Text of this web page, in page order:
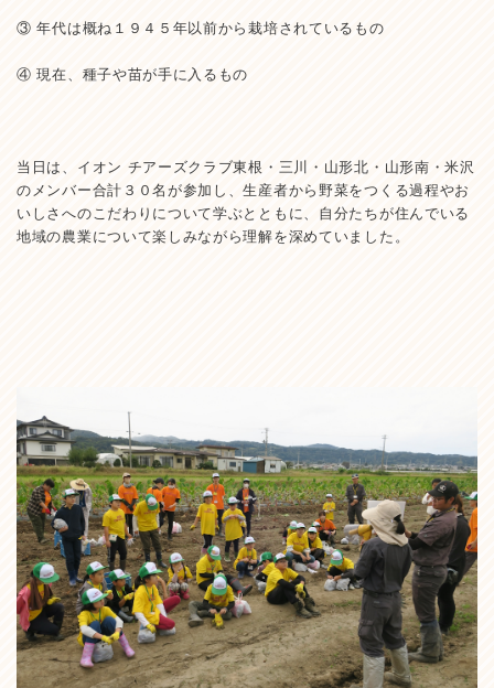
③ 年代は概ね１９４５年以前から栽培されているもの
④ 現在、種子や苗が手に入るもの
当日は、イオン チアーズクラブ東根・三川・山形北・山形南・米沢
のメンバー合計３０名が参加し、生産者から野菜をつくる過程やお
いしさへのこだわりについて学ぶとともに、自分たちが住んでいる
地域の農業について楽しみながら理解を深めていました。